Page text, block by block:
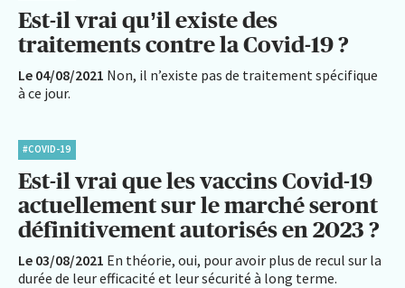
Est-il vrai qu’il existe des
traitements contre la Covid-19 ?
Le 04/08/2021 Non, il n’existe pas de traitement spécifique
à ce jour.
#COVID-19
Est-il vrai que les vaccins Covid-19
actuellement sur le marché seront
définitivement autorisés en 2023 ?
Le 03/08/2021 En théorie, oui, pour avoir plus de recul sur la
durée de leur efficacité et leur sécurité à long terme.